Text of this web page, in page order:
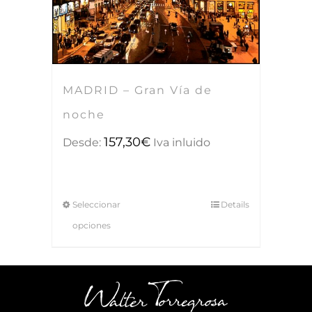
MADRID – Gran Vía de
noche
Desde: 157,30€ Iva inluido
Seleccionar
opciones
Details